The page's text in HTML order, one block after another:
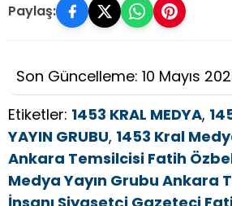
Paylaş:
Son Güncelleme: 10 Mayıs
Etiketler: 1453 KRAL MEDYA,
YAYIN GRUBU, 1453 Kral
Ankara Temsilcisi Fatih
Medya Yayın Grubu Ankara